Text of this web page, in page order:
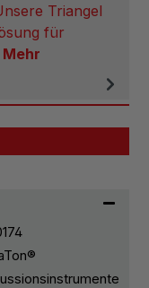
Triangel
für
Mehr